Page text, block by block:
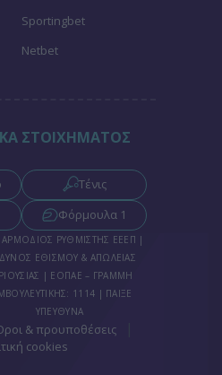
Sportingbet
Netbet
ΣΤΟΙΧΗΜΑΤΟΣ
Τένις
Φόρμουλα 1
ΑΡΜΟΔΙΟΣ ΡΥΘΜΙΣΤΗΣ ΕΕΕΠ |
ΕΘΙΣΜΟΥ & ΑΠΩΛΕΙΑΣ
| ΕΟΠΑΕ – ΓΡΑΜΜΗ
1114 | ΠΑΙΞΕ
ΥΠΕΥΘΥΝΑ
& προυποθέσεις
cookies